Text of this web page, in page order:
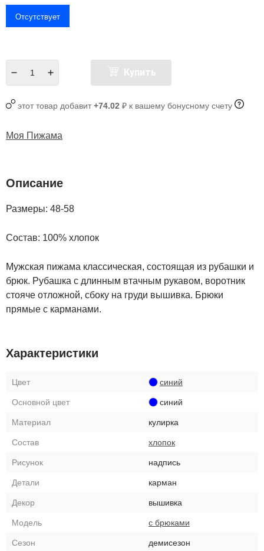
Отсутствует
Купить
этот товар добавит+74.02 ₽ к вашему бонусному счету
Моя Пижама
Описание
Размеры: 48-58
Состав: 100% хлопок
Мужская пижама классическая, состоящая из рубашки и
брюк. Рубашка с длинным втачным рукавом, воротник
стояче отложной, сбоку на груди вышивка. Брюки
прямые с карманами.
Характеристики
Цвет синий
Основной цвет синий
Материал кулирка
Состав хлопок
Рисунок надпись
Детали карман
Декор вышивка
Модель с брюками
Сезон демисезон